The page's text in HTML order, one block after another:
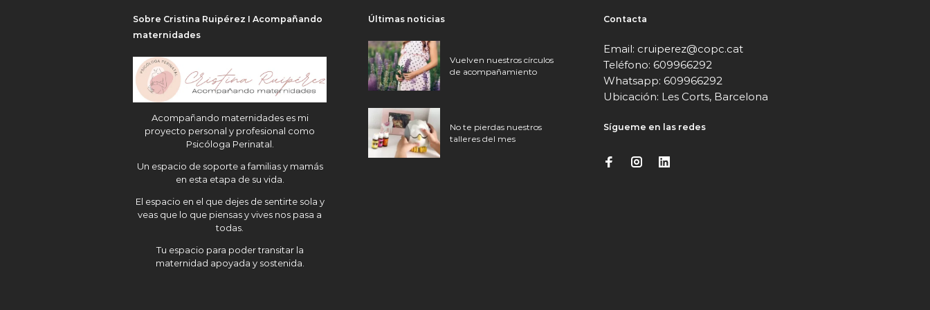
Sobre Cristina Ruipérez I Acompañando
maternidades
Acompañando maternidades es mi
proyecto personal y profesional como
Psicóloga Perinatal.
Un espacio de soporte a familias y mamás
en esta etapa de su vida.
El espacio en el que dejes de sentirte sola y
veas que lo que piensas y vives nos pasa a
todas.
Tu espacio para poder transitar la
maternidad apoyada y sostenida.
Últimas noticias
Vuelven nuestros círculos
de acompañamiento
No te pierdas nuestros
talleres del mes
Contacta
Email: cruiperez@copc.cat
Teléfono: 609966292
Whatsapp: 609966292
Ubicación: Les Corts, Barcelona
Sígueme en las redes